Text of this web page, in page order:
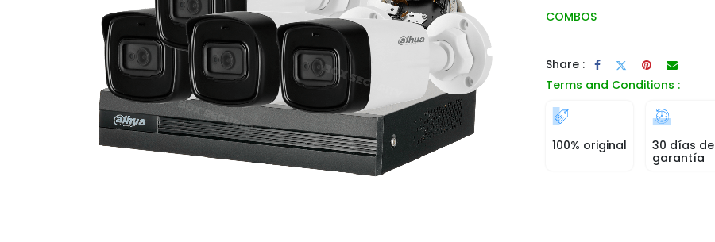
COMBOS
Share :
Terms and Conditions :
100% original
30 días de
garantía